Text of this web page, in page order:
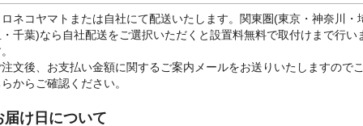
ネコヤマトまたは自社にて配送いたします。関東圏(東京・神奈川・
千葉)なら自社配送をご選択いただくと設置料無料で取付けまで行い
文後、お支払い金額に関するご案内メールをお送りいたしますので
からご確認ください。
届け日について